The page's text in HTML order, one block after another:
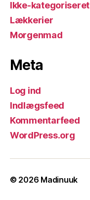
Ikke-kategoriseret
Lækkerier
Morgenmad
Meta
Log ind
Indlægsfeed
Kommentarfeed
WordPress.org
© 2026 Madinuuk